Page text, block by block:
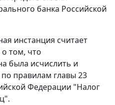
банка Российской
инстанция считает
том, что
была исчислить и
правилам главы 23
Федерации "Налог